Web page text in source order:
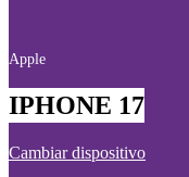
Apple
IPHONE 17
Cambiar dispositivo